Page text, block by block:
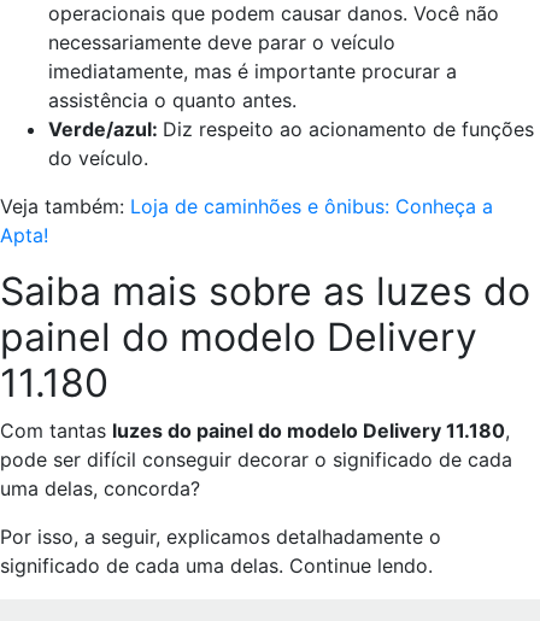
operacionais que podem causar danos. Você não
necessariamente deve parar o veículo
imediatamente, mas é importante procurar a
assistência o quanto antes.
Verde/azul: Diz respeito ao acionamento de funções
do veículo.
Veja também: Loja de caminhões e ônibus: Conheça a
Apta!
Saiba mais sobre as luzes do
painel do modelo Delivery
11.180
Com tantas luzes do painel do modelo Delivery 11.180,
pode ser difícil conseguir decorar o significado de cada
uma delas, concorda?
Por isso, a seguir, explicamos detalhadamente o
significado de cada uma delas. Continue lendo.